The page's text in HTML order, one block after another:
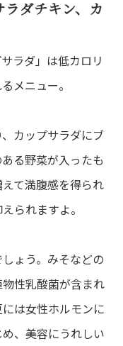
ダチキン、カ
ラダ」は低カロリ
メニュー。
カップサラダにブ
る野菜が入ったも
て満腹感を得られ
られますよ。
ょう。みそなどの
性乳酸菌が含まれ
は女性ホルモンに
、美容にうれしい